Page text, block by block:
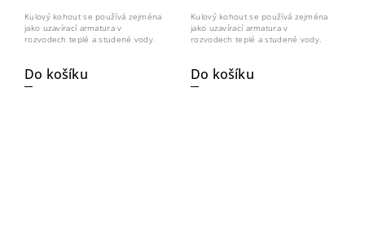
Do košíku
Kulový kohout se používá zejména
jako uzavírací armatura v
rozvodech teplé a studené vody.
Do košíku
Kulový kohout se používá zejména
jako uzavírací armatura v
rozvodech teplé a studené vody.